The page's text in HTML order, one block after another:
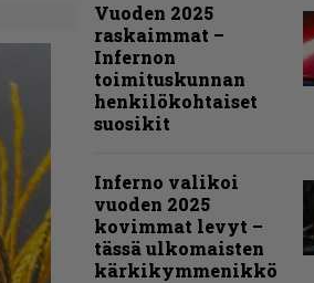
Vuoden 2025
raskaimmat –
Infernon
toimituskunnan
henkilökohtaiset
suosikit
Inferno valikoi
vuoden 2025
kovimmat levyt –
tässä ulkomaisten
kärkikymmenikkö